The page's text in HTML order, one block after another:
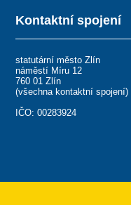
Kontaktní spojení
statutární město Zlín
náměstí Míru 12
760 01 Zlín
(všechna kontaktní spojení)
IČO: 00283924